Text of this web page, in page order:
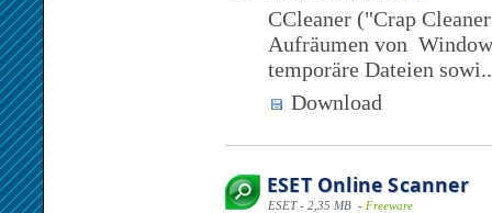
CCleaner ("Crap
Aufräumen von
temporäre Dateien
Download
ESET Online Scanner
ESET - 2,35 MB - Freeware